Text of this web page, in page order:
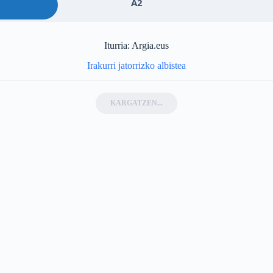
A2
Iturria: Argia.eus
Irakurri jatorrizko albistea
KARGATZEN...